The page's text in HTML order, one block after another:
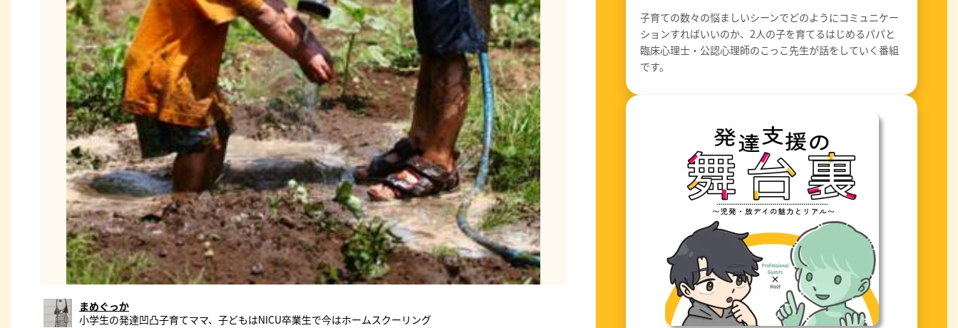
まめぐっか
小学生の発達凹凸子育てママ、子どもはNICU卒業生で今はホームスクーリング
子育ての数々の悩ましいシーンでどのようにコミュニケー
ションすればいいのか、2人の子を育てるはじめるパパと
臨床心理士・公認心理師のこっこ先生が話をしていく番組
です。